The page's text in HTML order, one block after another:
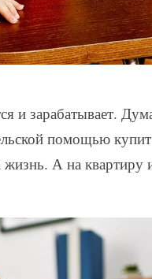
и зарабатывает.
помощью
жизнь. А на